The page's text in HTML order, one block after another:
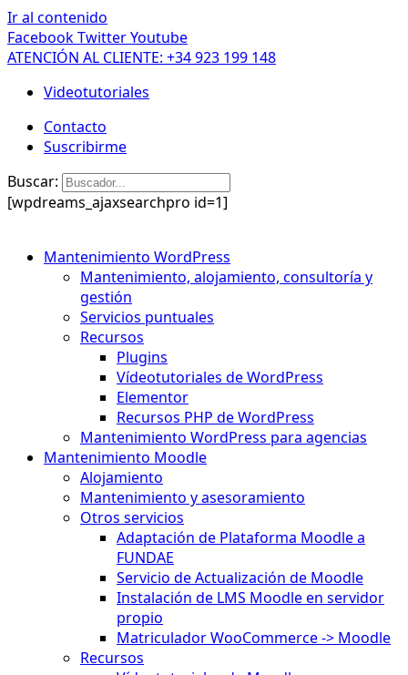
Ir al contenido
FacebookTwitterYoutube
ATENCIÓN AL CLIENTE: +34 923 199 148
Videotutoriales
Contacto
Suscribirme
Buscar:
[wpdreams_ajaxsearchpro id=1]
Mantenimiento WordPress
Mantenimiento, alojamiento, consultoría y
gestión
Servicios puntuales
Recursos
Plugins
Vídeotutoriales de WordPress
Elementor
Recursos PHP de WordPress
Mantenimiento WordPress para agencias
Mantenimiento Moodle
Alojamiento
Mantenimiento y asesoramiento
Otros servicios
Adaptación de Plataforma Moodle a
FUNDAE
Servicio de Actualización de Moodle
Instalación de LMS Moodle en servidor
propio
Matriculador WooCommerce -> Moodle
Recursos